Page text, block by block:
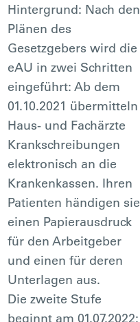
Hintergrund: Nach den
Plänen des
Gesetzgebers wird die
eAU in zwei Schritten
eingeführt: Ab dem
01.10.2021 übermitteln
Haus- und Fachärzte
Krankschreibungen
elektronisch an die
Krankenkassen. Ihren
Patienten händigen sie
einen Papierausdruck
für den Arbeitgeber
und einen für deren
Unterlagen aus.
Die zweite Stufe
beginnt am 01.07.2022: